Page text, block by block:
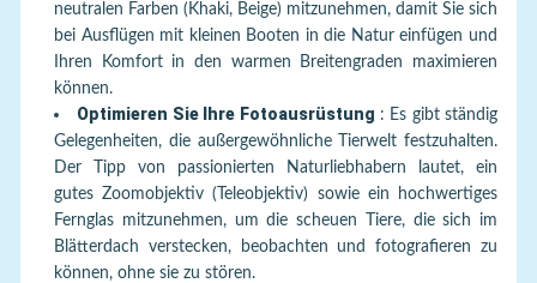
neutralen Farben (Khaki, Beige) mitzunehmen, damit Sie sich
bei Ausflügen mit kleinen Booten in die Natur einfügen und
Ihren Komfort in den warmen Breitengraden maximieren
können.
Optimieren Sie Ihre Fotoausrüstung : Es gibt ständig
Gelegenheiten, die außergewöhnliche Tierwelt festzuhalten.
Der Tipp von passionierten Naturliebhabern lautet, ein
gutes Zoomobjektiv (Teleobjektiv) sowie ein hochwertiges
Fernglas mitzunehmen, um die scheuen Tiere, die sich im
Blätterdach verstecken, beobachten und fotografieren zu
können, ohne sie zu stören.